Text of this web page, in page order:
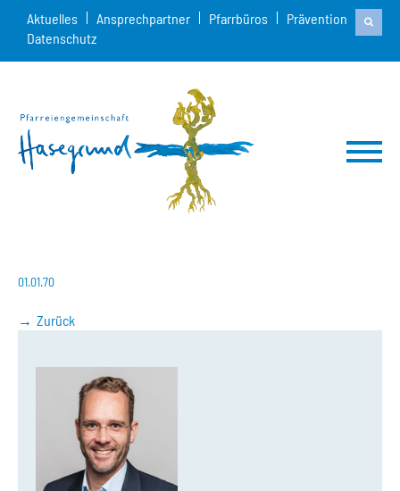
Aktuelles Ansprechpartner Pfarrbüros
Prävention
Datenschutz
01.01.70
Zurück